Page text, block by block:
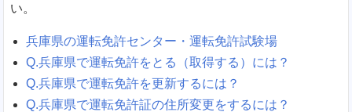
い。
兵庫県の運転免許センター・運転免許試験場
Q.兵庫県で運転免許をとる（取得する）には？
Q.兵庫県で運転免許を更新するには？
Q.兵庫県で運転免許証の住所変更をするには？